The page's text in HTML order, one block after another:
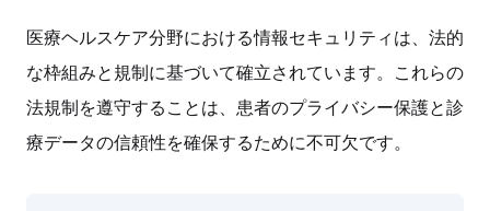
医療ヘルスケア分野における情報セキュリティは、法的
な枠組みと規制に基づいて確立されています。これらの
法規制を遵守することは、患者のプライバシー保護と診
療データの信頼性を確保するために不可欠です。